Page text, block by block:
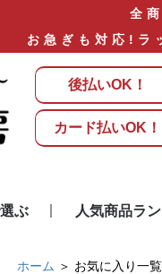
全
お急ぎも対応!ラ
後払いOK！
カード払いOK！
ぶ
)
)
人気商品ラ
総合人気ラン
ホーム お気に入り一覧